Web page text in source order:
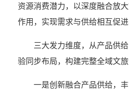
资源消费潜力，以深度融合放
作用，实现需求与供给相互促进
三大发力维度，从产品供
验同步布局，构建完整全域文旅
一是创新融合产品供给，